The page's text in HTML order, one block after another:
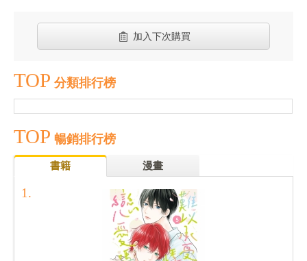
加入下次購買
TOP 分類排行榜
TOP 暢銷排行榜
書籍 漫畫